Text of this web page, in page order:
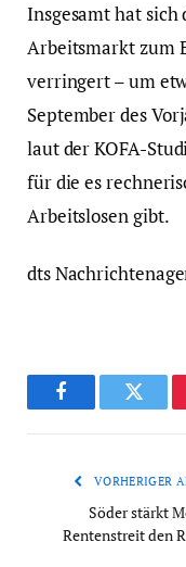
Insgesamt hat
Arbeitsmarkt zum
verringert – um
September des
laut der KOFA-
für die es
Arbeitslosen gibt.
dts
Facebook
VORHERIGER
Söder stärkt
Rentenstreit den